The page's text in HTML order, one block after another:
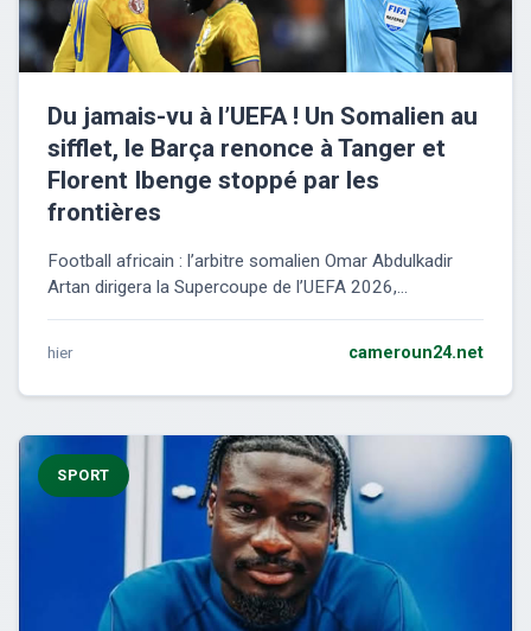
Du jamais-vu à l’UEFA ! Un Somalien au
sifflet, le Barça renonce à Tanger et
Florent Ibenge stoppé par les
frontières
Football africain : l’arbitre somalien Omar Abdulkadir
Artan dirigera la Supercoupe de l’UEFA 2026,...
hier cameroun24.net
SPORT